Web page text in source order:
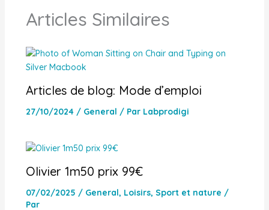
Articles Similaires
Articles de blog: Mode d’emploi
27/10/2024 / General / Par Labprodigi
Olivier 1m50 prix 99€
07/02/2025 / General, Loisirs, Sport et nature /
Par